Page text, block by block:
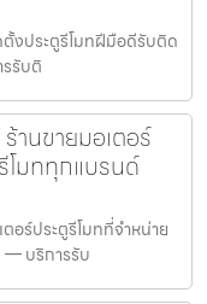
งประตูรีโมทฝีมือดีรับติด
รับติ
านขายมอเตอร์
โมททุกแบรนด์
อร์ประตูรีโมทที่จำหน่าย
— บริการรับ